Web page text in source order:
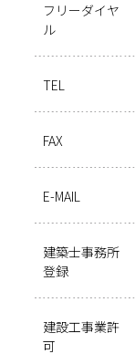
フリーダイヤ
ル
TEL
FAX
E-MAIL
建築士事務所
登録
建設工事業許
可